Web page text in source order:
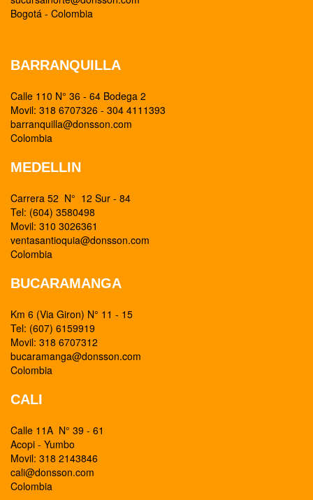
Bogotá - Colombia
BARRANQUILLA
Calle 110 N° 36 - 64 Bodega 2
Movil: 318 6707326 - 304 4111393
barranquilla@donsson.com
Colombia
MEDELLIN
Carrera 52 N° 12 Sur - 84
Tel: (604) 3580498
Movil: 310 3026361
ventasantioquia@donsson.com
Colombia
BUCARAMANGA
Km 6 (Via Giron) N° 11 - 15
Tel: (607) 6159919
Movil: 318 6707312
bucaramanga@donsson.com
Colombia
CALI
Calle 11A N° 39 - 61
Acopi - Yumbo
Movil: 318 2143846
cali@donsson.com
Colombia